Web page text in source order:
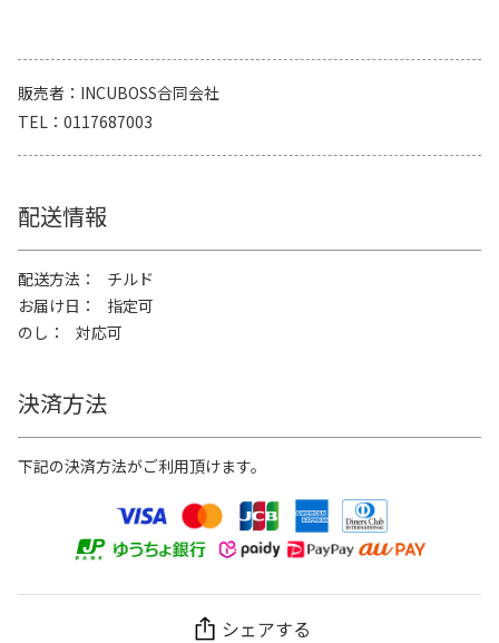
販売者
INCUBOSS合同会社
TEL
0117687003
配送情報
配送方法
チルド
お届け日
指定可
のし
対応可
決済方法
下記の決済方法がご利用頂けます。
シェアする